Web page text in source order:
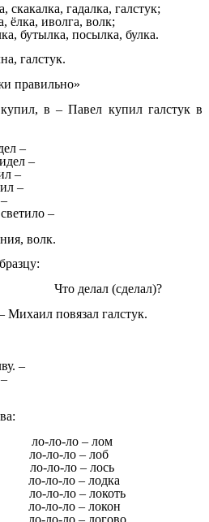
скакалка, гадалка, галстук;
ёлка, иволга, волк;
бутылка, посылка, булка.
галстук.
правильно»
в – Павел купил галстук в
–
–
–
–
–
волк.
Что делал (сделал)?
Михаил повязал галстук.
–
ло-ло – лом
ло-ло – лоб
ло-ло – лось
ло-ло – лодка
ло-ло – локоть
ло-ло – локон
ло-ло – логово